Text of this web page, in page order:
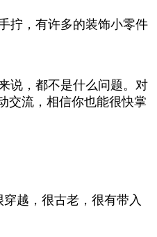
拧，有许多的装饰小零件
说，都不是什么问题。对
交流，相信你也能很快掌
越，很古老，很有带入